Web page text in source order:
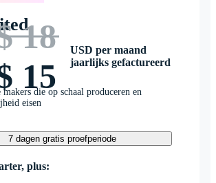
18
15
USD per maand
jaarlijks gefactureerd
die op schaal produceren en
eisen
7 dagen gratis proefperiode
plus: